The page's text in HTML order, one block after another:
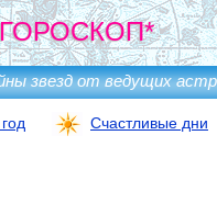
ГОРОСКОП*
звезд от ведущих
Счастливые дни